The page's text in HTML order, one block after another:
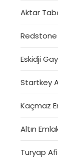
Aktar
Redstone
Eskidji
Startkey
Kaçmaz
Altın
Turyap